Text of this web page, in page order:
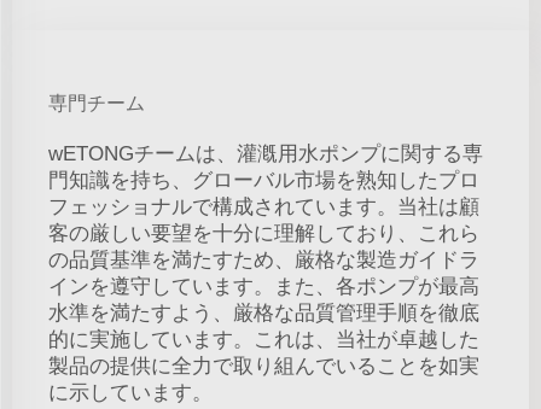
専門チーム
wETONGチームは、灌漑用水ポンプに関する専
門知識を持ち、グローバル市場を熟知したプロ
フェッショナルで構成されています。当社は顧
客の厳しい要望を十分に理解しており、これら
の品質基準を満たすため、厳格な製造ガイドラ
インを遵守しています。また、各ポンプが最高
水準を満たすよう、厳格な品質管理手順を徹底
的に実施しています。これは、当社が卓越した
製品の提供に全力で取り組んでいることを如実
に示しています。